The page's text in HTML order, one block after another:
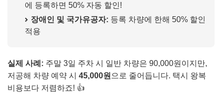
에 등록하면 50% 자동 할인!
장애인 및 국가유공자: 등록 차량에 한해 50% 할인
적용
실제 사례: 주말 3일 주차 시 일반 차량은 90,000원이지만,
저공해 차량 예약 시 45,000원 으로 줄어듭니다. 택시 왕복
비용보다 저렴하죠! 👍